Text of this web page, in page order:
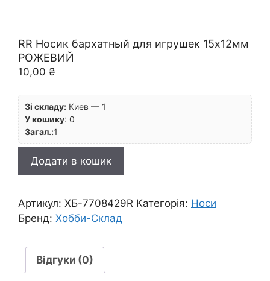
RR Носик бархатный для игрушек 15х12мм
РОЖЕВИЙ
10,00 ₴
Зі складу: Киев — 1
У кошику: 0
Загал.:1
Носик
для
игрушек
РОЖЕВИЙ
кількість
Додати в кошик
Артикул: ХБ-7708429R Категорія: Носи
Бренд: Хобби-Склад
Відгуки (0)